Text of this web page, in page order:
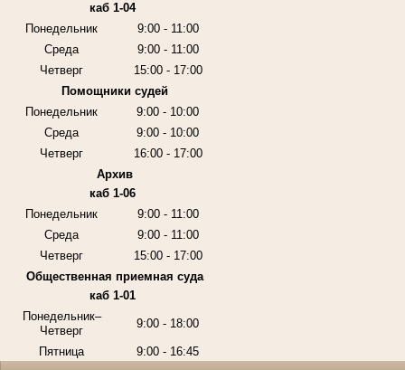
каб 1-04
Понедельник
9:00 - 11:00
Среда
9:00 - 11:00
Четверг
15:00 - 17:00
Помощники судей
Понедельник
9:00 - 10:00
Среда
9:00 - 10:00
Четверг
16:00 - 17:00
Архив
каб 1-06
Понедельник
9:00 - 11:00
Среда
9:00 - 11:00
Четверг
15:00 - 17:00
Общественная приемная суда
каб 1-01
Понедельник–
Четверг
9:00 - 18:00
Пятница 9:00 - 16:45